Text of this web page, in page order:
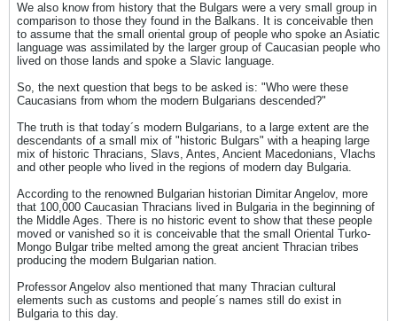
We also know from history that the Bulgars were a very small group in
comparison to those they found in the Balkans. It is conceivable then
to assume that the small oriental group of people who spoke an Asiatic
language was assimilated by the larger group of Caucasian people who
lived on those lands and spoke a Slavic language.
So, the next question that begs to be asked is: "Who were these
Caucasians from whom the modern Bulgarians descended?"
The truth is that today´s modern Bulgarians, to a large extent are the
descendants of a small mix of "historic Bulgars" with a heaping large
mix of historic Thracians, Slavs, Antes, Ancient Macedonians, Vlachs
and other people who lived in the regions of modern day Bulgaria.
According to the renowned Bulgarian historian Dimitar Angelov, more
that 100,000 Caucasian Thracians lived in Bulgaria in the beginning of
the Middle Ages. There is no historic event to show that these people
moved or vanished so it is conceivable that the small Oriental Turko-
Mongo Bulgar tribe melted among the great ancient Thracian tribes
producing the modern Bulgarian nation.
Professor Angelov also mentioned that many Thracian cultural
elements such as customs and people´s names still do exist in
Bulgaria to this day.